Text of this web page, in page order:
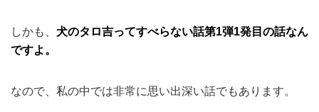
しかも、 犬のタロ吉ってすべらない話第1弾1発目の話なん
ですよ。
なので、私の中では非常に思い出深い話でもあります。